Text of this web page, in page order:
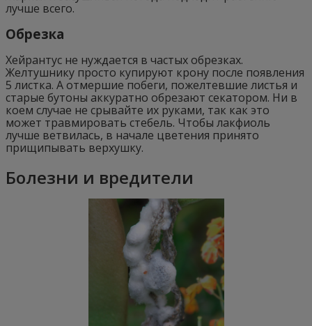
лучше всего.
Обрезка
Хейрантус не нуждается в частых обрезках.
Желтушнику просто купируют крону после появления
5 листка. А отмершие побеги, пожелтевшие листья и
старые бутоны аккуратно обрезают секатором. Ни в
коем случае не срывайте их руками, так как это
может травмировать стебель. Чтобы лакфиоль
лучше ветвилась, в начале цветения принято
прищипывать верхушку.
Болезни и вредители